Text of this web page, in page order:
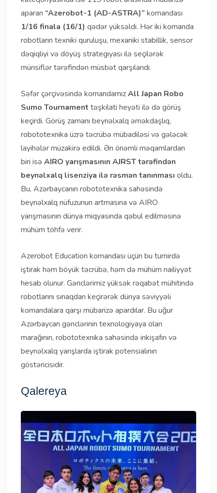
aparan “Azerobot-1 (AD-ASTRA)” komandası
1/16 finala (16/1) qədər yüksəldi. Hər iki komanda
robotların texniki quruluşu, mexaniki stabillik, sensor
dəqiqliyi və döyüş strategiyası ilə seçilərək
münsiflər tərəfindən müsbət qarşılandı.
Səfər çərçivəsində komandamızAll Japan Robo
Sumo Tournament təşkilati heyəti ilə də görüş
keçirdi. Görüş zamanı beynəlxalq əməkdaşlıq,
robototexnika üzrə təcrübə mübadiləsi və gələcək
layihələr müzakirə edildi. Ən önəmli məqamlardan
biri isə AIRO yarışmasının AJRST tərəfindən
beynəlxalq lisenziya ilə rəsmən tanınması oldu.
Bu, Azərbaycanın robototexnika sahəsində
beynəlxalq nüfuzunun artmasına və AIRO
yarışmasının dünya miqyasında qəbul edilməsinə
mühüm töhfə verir.
Azerobot Education komandası üçün bu turnirdə
iştirak həm böyük təcrübə, həm də mühüm nailiyyət
hesab olunur. Gənclərimiz yüksək rəqabət mühitində
robotlarını sınaqdan keçirərək dünya səviyyəli
komandalara qarşı mübarizə apardılar. Bu uğur
Azərbaycan gənclərinin texnologiyaya olan
marağının, robototexnika sahəsində inkişafın və
beynəlxalq yarışlarda iştirak potensialının
göstəricisidir.
Qalereya